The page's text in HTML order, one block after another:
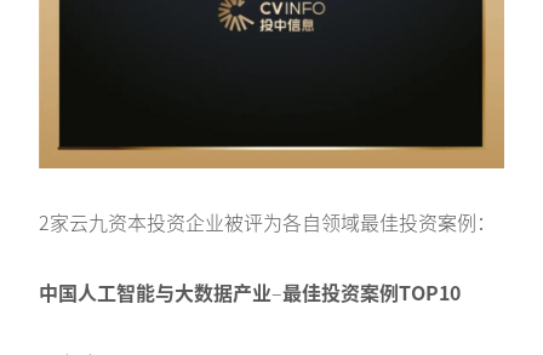
2家云九资本投资企业被评为各自领域最佳投资案例：
中国人工智能与大数据产业–最佳投资案例TOP10